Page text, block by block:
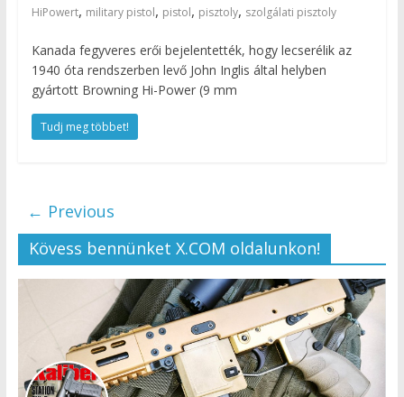
HiPowert, military pistol, pistol, pisztoly, szolgálati pisztoly
Kanada fegyveres erői bejelentették, hogy lecserélik az
1940 óta rendszerben levő John Inglis által helyben
gyártott Browning Hi-Power (9 mm
Tudj meg többet!
← Previous
Kövess bennünket X.COM oldalunkon!